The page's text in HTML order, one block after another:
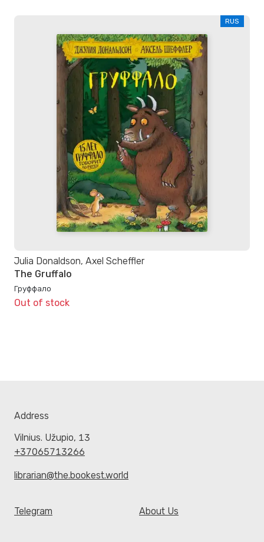
RUS
Julia Donaldson, Axel Scheffler
The Gruffalo
Груффало
Out of stock
Address
Vilnius. Užupio, 13
+37065713266
librarian@the.bookest.world
Telegram About Us